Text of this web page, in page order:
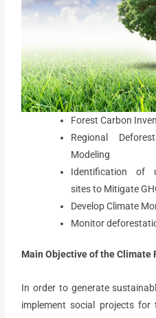
Forest Carbon
Regional
Modeling
Identification of
sites to Mitigate
Develop Climate
Monitor
Main Objective of the Climate
In order to generate
implement social projects